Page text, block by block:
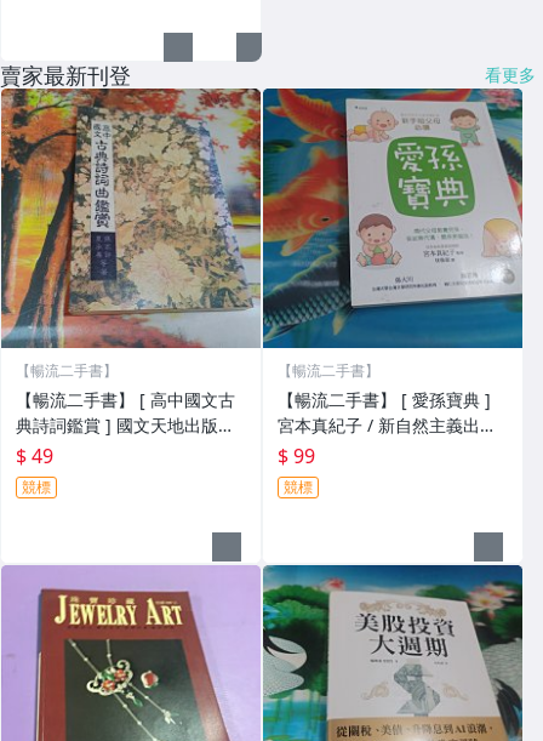
賣家最新刊登 看更多
【暢流二手書】
【暢流二手書】 [ 高中國文古
典詩詞鑑賞 ] 國文天地出版社 /
不提結
$ 49
競標
【暢流二手書】
【暢流二手書】 [ 愛孫寶典 ]
宮本真紀子 / 新自然主義出版
社 / 不提結
$ 99
競標